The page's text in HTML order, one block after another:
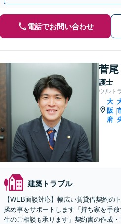
電話でお問い合わせ
菅
護士
ウルト
大
阪
府
|
建築トラブル
【WEB面談対応】幅広い賃貸借契約の
揉め事をサポートします「持ち家を手
生のご相談も承ります」契約書の作成